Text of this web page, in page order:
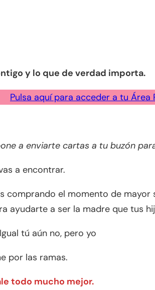
y lo que de verdad importa.
Pulsa aquí para acceder a tu Área
a enviarte cartas a tu buzón
a encontrar.
comprando el momento de
ayudarte a ser la madre que tus
tú aún no, pero yo
por las ramas.
todo mucho mejor.